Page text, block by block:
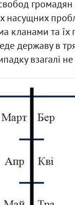
насущних
кланами та
державу в
взагалі